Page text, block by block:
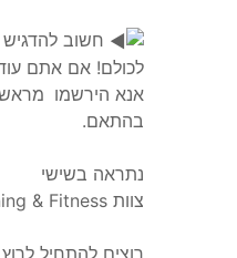
חשוב
לכולם! אם אתם
אנא הירשמו מראש
בהתאם.
נתראה בשישי
צוות Summit Running & Fitness